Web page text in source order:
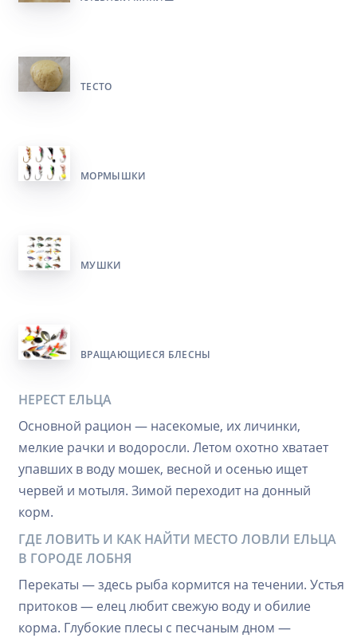
ТЕСТО
МОРМЫШКИ
МУШКИ
ВРАЩАЮЩИЕСЯ БЛЕСНЫ
НЕРЕСТ ЕЛЬЦА
Основной рацион — насекомые, их личинки,
мелкие рачки и водоросли. Летом охотно хватает
упавших в воду мошек, весной и осенью ищет
червей и мотыля. Зимой переходит на донный
корм.
ГДЕ ЛОВИТЬ И КАК НАЙТИ МЕСТО ЛОВЛИ ЕЛЬЦА
В ГОРОДЕ ЛОБНЯ
Перекаты — здесь рыба кормится на течении. Устья
притоков — елец любит свежую воду и обилие
корма. Глубокие плесы с песчаным дном —